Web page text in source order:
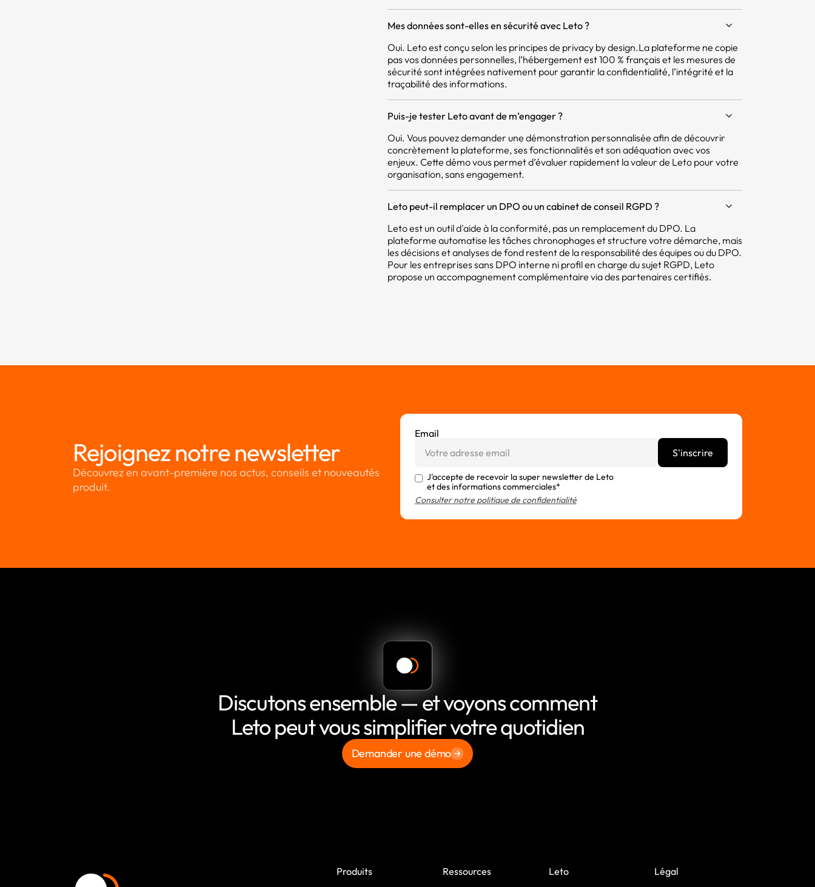
Mes données sont-elles en sécurité avec Leto ?
Oui. Leto est conçu selon les principes de privacy by design.La plateforme ne copie
pas vos données personnelles, l’hébergement est 100 % français et les mesures de
sécurité sont intégrées nativement pour garantir la confidentialité, l’intégrité et la
traçabilité des informations.
Puis-je tester Leto avant de m’engager ?
Oui. Vous pouvez demander une démonstration personnalisée afin de découvrir
concrètement la plateforme, ses fonctionnalités et son adéquation avec vos
enjeux. Cette démo vous permet d’évaluer rapidement la valeur de Leto pour votre
organisation, sans engagement.
Leto peut-il remplacer un DPO ou un cabinet de conseil RGPD ?
Leto est un outil d'aide à la conformité, pas un remplacement du DPO. La
plateforme automatise les tâches chronophages et structure votre démarche, mais
les décisions et analyses de fond restent de la responsabilité des équipes ou du DPO.
Pour les entreprises sans DPO interne ni profil en charge du sujet RGPD, Leto
propose un accompagnement complémentaire via des partenaires certifiés.
Rejoignez notre newsletter
Découvrez en avant-première nos actus, conseils et nouveautés
produit.
Email
J'accepte de recevoir la super newsletter de Leto
et des informations commerciales*
Consulter notre politique de confidentialité
Discutons ensemble — et voyons comment
Leto peut vous simplifier votre quotidien
Demander une démo
Produits Ressources Leto Légal